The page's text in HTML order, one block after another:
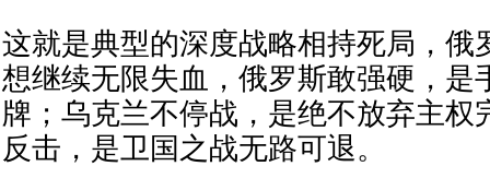
这就是典型的深度战略相持死局，俄
想继续无限失血，俄罗斯敢强硬，是
牌；乌克兰不停战，是绝不放弃主权
反击，是卫国之战无路可退。